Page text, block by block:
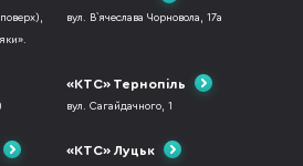
вул. В`ячеслава Чорновола, 17а
«КТС» Тернопіль
вул. Сагайдачного, 1
«КТС» Луцьк